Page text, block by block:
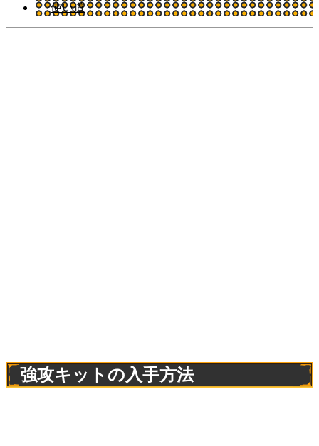
使い道
強攻キットの入手方法